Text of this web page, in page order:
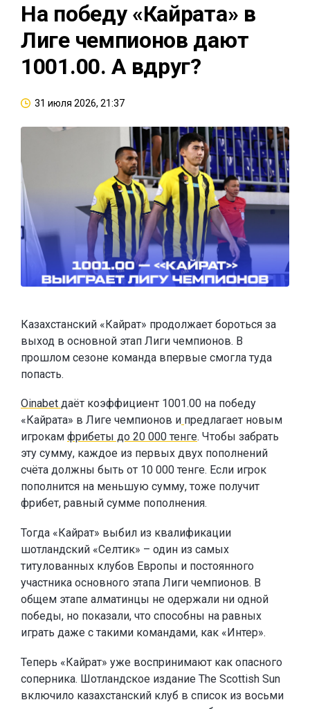
На победу «Кайрата» в
Лиге чемпионов дают
1001.00. А вдруг?
31 июля 2026, 21:37
Казахстанский «Кайрат» продолжает бороться за
выход в основной этап Лиги чемпионов. В
прошлом сезоне команда впервые смогла туда
попасть.
Oinabet даёт коэффициент 1001.00 на победу
«Кайрата» в Лиге чемпионов и предлагает новым
игрокам фрибеты до 20 000 тенге. Чтобы забрать
эту сумму, каждое из первых двух пополнений
счёта должны быть от 10 000 тенге. Если игрок
пополнится на меньшую сумму, тоже получит
фрибет, равный сумме пополнения.
Тогда «Кайрат» выбил из квалификации
шотландский «Селтик» – один из самых
титулованных клубов Европы и постоянного
участника основного этапа Лиги чемпионов. В
общем этапе алматинцы не одержали ни одной
победы, но показали, что способны на равных
играть даже с такими командами, как «Интер».
Теперь «Кайрат» уже воспринимают как опасного
соперника. Шотландское издание The Scottish Sun
включило казахстанский клуб в список из восьми